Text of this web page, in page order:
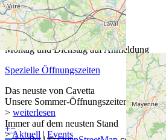
+−
ÖFFNUNGSZEITEN
Mi–Fr: 13.30 bis 18.30 Uhr
Sa: 09.00 bis 15.00 Uhr
Montag und Dienstag auf Anmeldung
Spezielle Öffnungszeiten
Das neuste von Cavetta
Unsere Sommer-Öffnungszeiten
> weiterlesen
Immer auf dem neusten Stand
>Aktuell | Events